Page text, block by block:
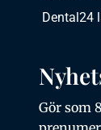
Dental24
plats för
Dental24
Gör som